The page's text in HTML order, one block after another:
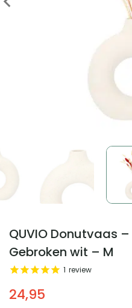
QUVIO Donutvaas
Gebroken wit – M
24,95
1 review